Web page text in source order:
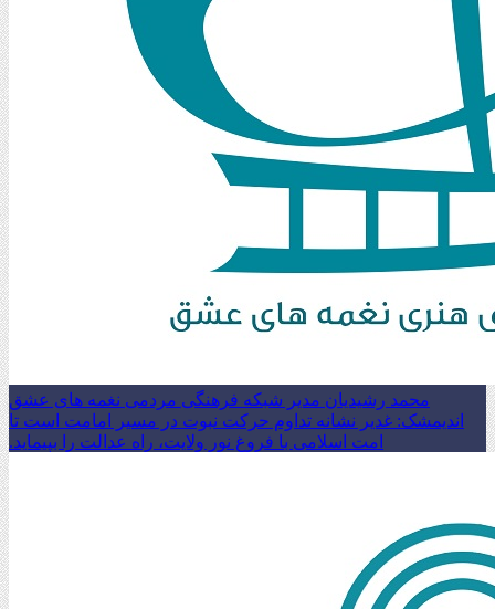
محمد رشیدیان مدیر شبکه فرهنگی مردمی نغمه های عشق
اندیمشک: غدیر نشانه تداوم حرکت نبوت در مسیر امامت است تا
امت اسلامی با فروغ نور ولایت، راه عدالت را بپیماید.